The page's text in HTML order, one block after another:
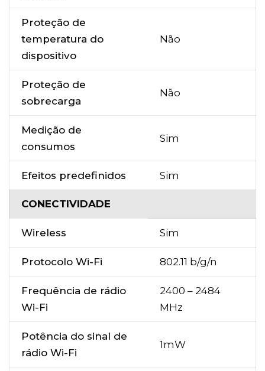
Proteção de
temperatura do
dispositivo
Não
Proteção de
sobrecarga
Não
Medição de
consumos
Sim
Efeitos predefinidos Sim
CONECTIVIDADE
Wireless Sim
Protocolo Wi-Fi 802.11 b/g/n
Frequência de rádio
Wi-Fi
2400 – 2484
MHz
Potência do sinal de
rádio Wi-Fi
1mW